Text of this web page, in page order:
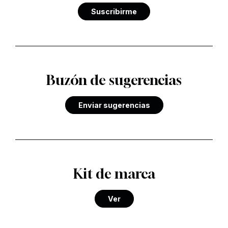
Suscribirme
Buzón de sugerencias
Enviar sugerencias
Kit de marca
Ver